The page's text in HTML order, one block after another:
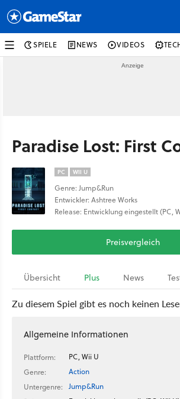
SPIELE NEWS VIDEOS
Paradise Lost: First
PC WII U
Genre: Jump&Run
Entwickler: Ashtree Works
Release: Entwicklung eingestellt (PC,
Preisvergleich
Übersicht Plus News
Zu diesem Spiel gibt es noch keinen
Allgemeine Informationen
Plattform:
PC, Wii U
Genre:
Action
Untergenre:
Jump&Run